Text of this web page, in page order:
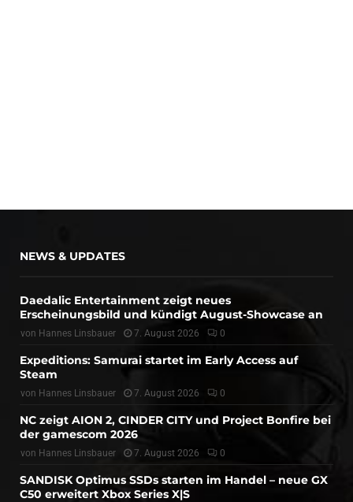
NEWS & UPDATES
Daedalic Entertainment zeigt neues
Erscheinungsbild und kündigt August-Showcase an
von Hannes Linsbauer 7. August 2026 0
Expeditions: Samurai startet im Early Access auf
Steam
von Hannes Linsbauer 7. August 2026 0
NC zeigt AION 2, CINDER CITY und Project Bonfire bei
der gamescom 2026
von Hannes Linsbauer 7. August 2026 0
SANDISK Optimus SSDs starten im Handel – neue GX
C50 erweitert Xbox Series X|S